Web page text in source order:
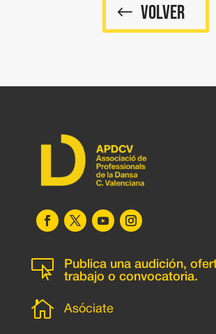
VOLVER

Publica una audición,
trabajo o convocatoria.
 Asóciate